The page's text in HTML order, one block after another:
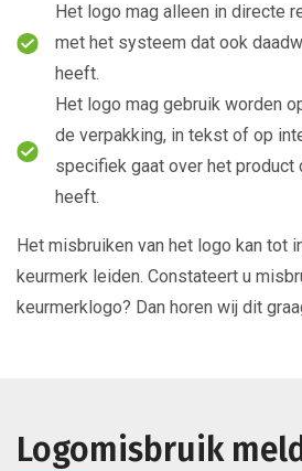
Het logo mag alleen in directe
met het systeem dat ook
heeft.
Het logo mag gebruik worden
de verpakking, in tekst of op
specifiek gaat over het product
heeft.
Het misbruiken van het logo kan tot
keurmerk leiden. Constateert u
keurmerklogo? Dan horen wij dit
Logomisbruik